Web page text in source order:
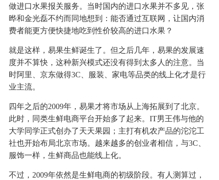
做进口水果报关服务。当时国内的进口水果并不多见，张
晔和金光磊不约而同地想到：能否通过互联网，让国内消
费者能更方便快捷地吃到性价较高的进口水果？
就是这样，易果生鲜诞生了。但之后几年，易果的发展速
度并不算快，这种新兴模式还没有得到太多人的注意。当
时阿里、京东做得3C、服装、家电等品类的线上化才是行
业主流。
四年之后的2009年，易果才将市场从上海拓展到了北京。
此时，同类生鲜电商平台开始多了起来。IT男王伟与他的
大学同学正式创办了天天果园；主打有机农产品的沱沱工
社也开始布局北京市场。越来越多的创业者相信，与3C、
服饰一样，生鲜商品也能线上化。
不过，2009年依然是生鲜电商的初级阶段。有人测算过，